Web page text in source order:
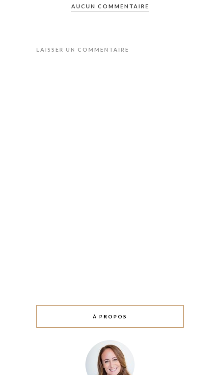
AUCUN COMMENTAIRE
LAISSER UN COMMENTAIRE
À PROPOS